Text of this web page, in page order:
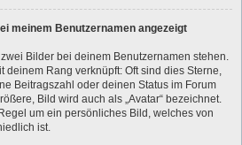
meinem Benutzernamen angezeigt
Bilder bei deinem Benutzernamen stehen.
deinem Rang verknüpft: Oft sind dies Sterne,
Beitragszahl oder deinen Status im Forum
Bild wird auch als „Avatar“ bezeichnet.
um ein persönliches Bild, welches von
ist.